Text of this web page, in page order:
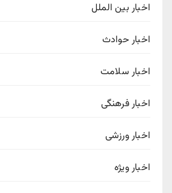
اخبار بین الملل
اخبار حوادث
اخبار سلامت
اخبار فرهنگی
اخبار ورزشی
اخبار ویژه